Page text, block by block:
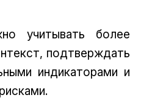
учитывать более
подтверждать
индикаторами и